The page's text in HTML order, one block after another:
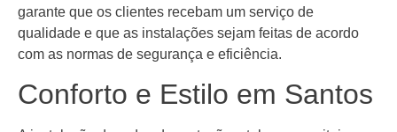
garante que os clientes recebam um serviço de
qualidade e que as instalações sejam feitas de acordo
com as normas de segurança e eficiência.
Conforto e Estilo em Santos